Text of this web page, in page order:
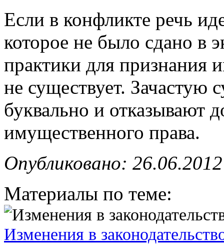
Если в конфликте речь
которое не было сдано в
практики для признания
не существует. Зачастую
буквально и отказывают
имущественного права.
Опубликовано: 26.06.2012
Материалы по теме:
Изменения в